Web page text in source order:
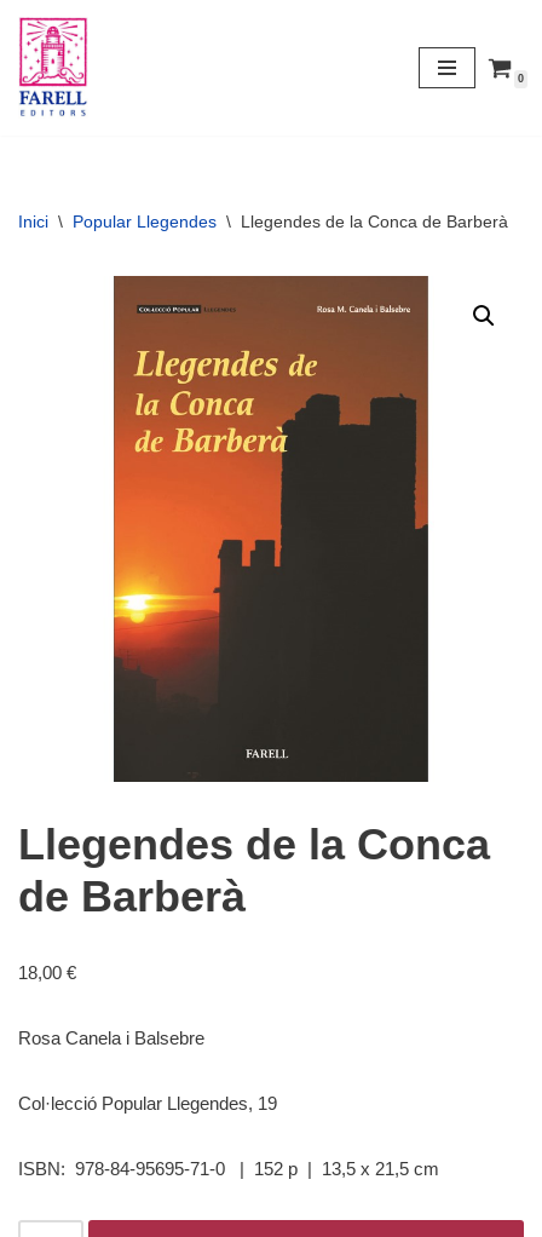
Vés
al
contingut
0
Inici \ Popular Llegendes \ Llegendes de la Conca de Barberà
Llegendes de la Conca
de Barberà
18,00 €
Rosa Canela i Balsebre
Col·lecció Popular Llegendes, 19
ISBN: 978-84-95695-71-0 | 152 p | 13,5 x 21,5 cm